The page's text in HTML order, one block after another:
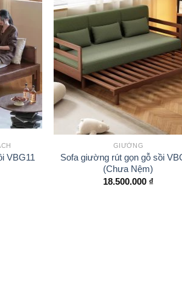
VBG11
GIƯỜNG
Sofa giường rút gọn gỗ sồi
(Chưa Nệm)
18.500.000 ₫